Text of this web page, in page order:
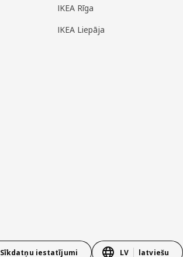
IKEA Rīga
IKEA Liepāja
Sīkdatņu iestatījumi LV latviešu